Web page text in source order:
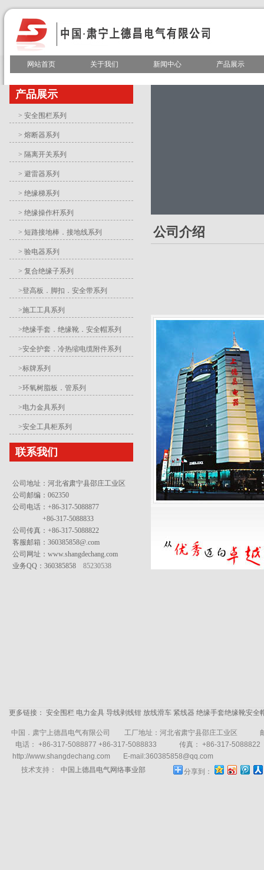
网站首页 关于我们 新闻中心 产品展示
产品展示
> 安全围栏系列
> 熔断器系列
> 隔离开关系列
> 避雷器系列
> 绝缘梯系列
> 绝缘操作杆系列
> 短路接地棒．接地线系列
> 验电器系列
> 复合绝缘子系列
>登高板．脚扣．安全带系列
>施工工具系列
>绝缘手套．绝缘靴．安全帽系列
>安全护套．冷热缩电缆附件系列
>标牌系列
>环氧树脂板．管系列
>电力金具系列
>安全工具柜系列
联系我们
公司地址：河北省肃宁县邵庄工业区
公司邮编：062350
公司电话：+86-317-5088877
+86-317-5088833
公司传真：+86-317-5088822
客服邮箱： 360385858@.com
公司网址：www.shangdechang.com
业务QQ：360385858 85230538
公司介绍
更多链接： 安全围栏 电力金具 导线剥线钳 放线滑车 紧线器 绝缘手套绝缘靴安全
中国．肃宁上德昌电气有限公司 工厂地址：河北省肃宁县邵庄工业区
电话： +86-317-5088877 +86-317-5088833
传真： +86-317-5088822
http://www.shangdechang.com
E-mail:360385858@qq.com
技术支持：
中国上德昌电气网络事业部 分享到：